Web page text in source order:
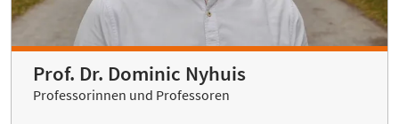
Prof. Dr. Dominic Nyhuis
Professorinnen und Professoren